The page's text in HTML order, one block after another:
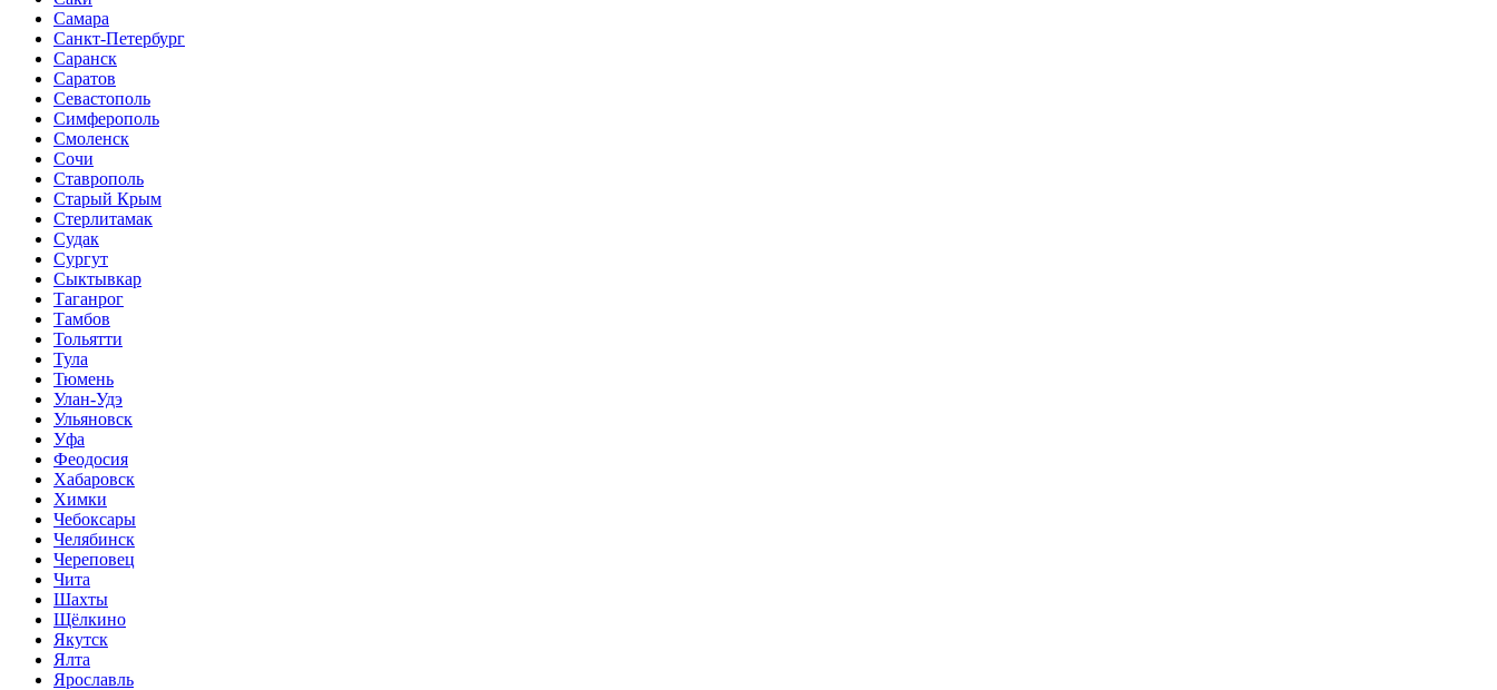
Самара
Санкт-Петербург
Саранск
Саратов
Севастополь
Симферополь
Смоленск
Сочи
Ставрополь
Старый Крым
Стерлитамак
Судак
Сургут
Сыктывкар
Таганрог
Тамбов
Тольятти
Тула
Тюмень
Улан-Удэ
Ульяновск
Уфа
Феодосия
Хабаровск
Химки
Чебоксары
Челябинск
Череповец
Чита
Шахты
Щёлкино
Якутск
Ялта
Ярославль